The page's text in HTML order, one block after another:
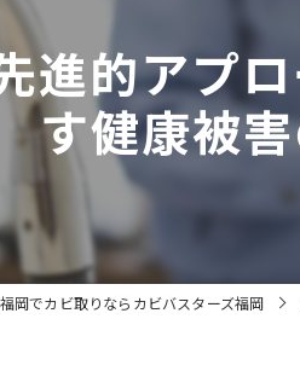
進的アプ
す健康被
福岡でカビ取りならカビバスターズ福岡